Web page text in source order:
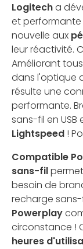
Logitecha
et performante
nouvelle aux
leur réactivité.
Améliorant
dans l'optique
résulte une
performante.
sans-fil en
Lightspeed !
Compatible
sans-fil
besoin de
recharge
Powerplay
circonstance !
heures